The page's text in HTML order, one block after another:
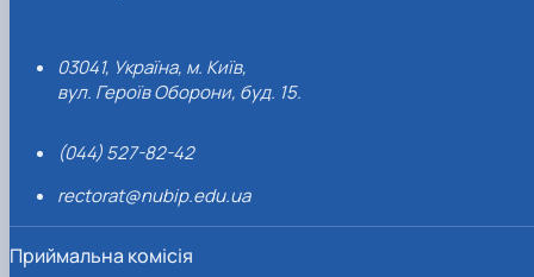
03041, Україна, м. Київ,
вул. Героїв Оборони, буд. 15.
(044) 527-82-42
rectorat@nubip.edu.ua
Приймальна комісія